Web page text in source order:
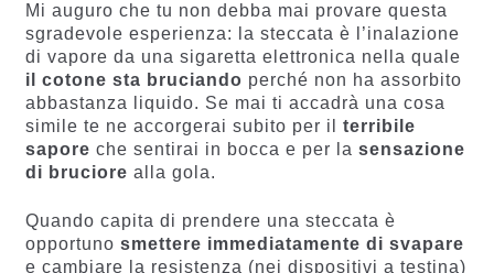
Mi auguro che tu non debba mai provare questa
sgradevole esperienza: la steccata è l’inalazione
di vapore da una sigaretta elettronica nella quale
il cotone sta bruciando perché non ha assorbito
abbastanza liquido. Se mai ti accadrà una cosa
simile te ne accorgerai subito per il terribile
sapore che sentirai in bocca e per la sensazione
di bruciore alla gola.
Quando capita di prendere una steccata è
opportuno smettere immediatamente di svapare
e cambiare la resistenza (nei dispositivi a testina)